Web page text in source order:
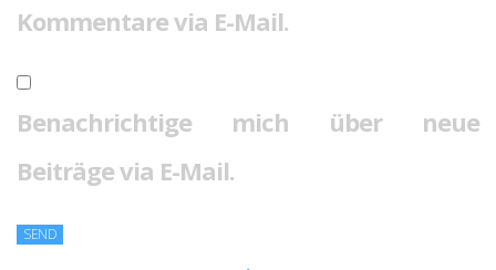
Kommentare via E-Mail.
Benachrichtige mich über neue
Beiträge via E-Mail.